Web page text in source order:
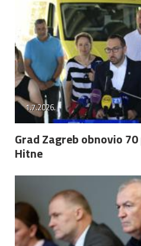
1.7.2026.
Grad Zagreb obnovio
Hitne